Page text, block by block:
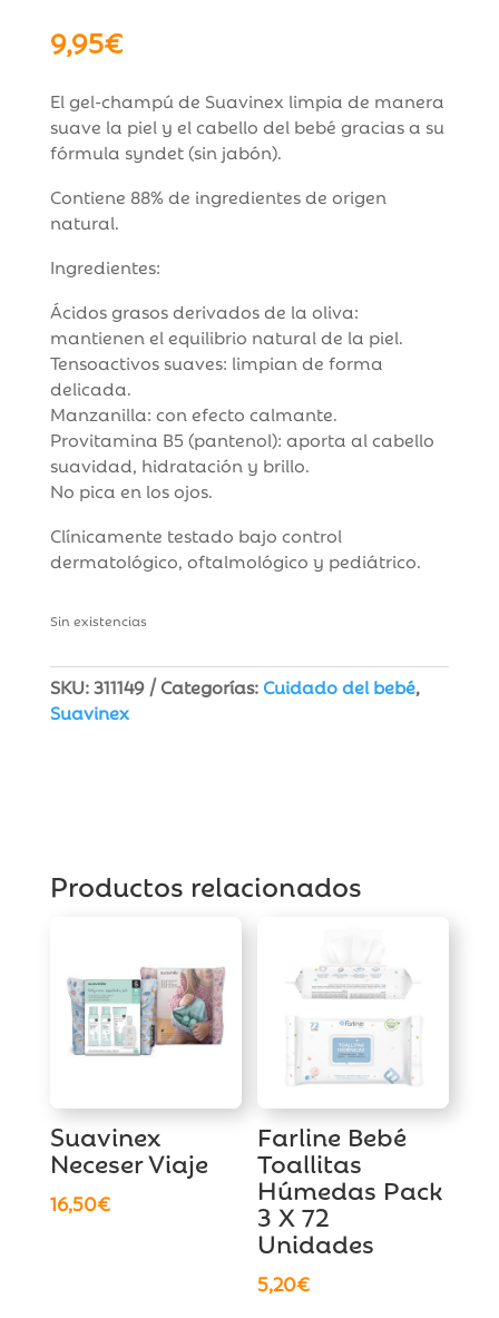
9,95€
El gel-champú de Suavinex limpia de manera
suave la piel y el cabello del bebé gracias a su
fórmula syndet (sin jabón).
Contiene 88% de ingredientes de origen
natural.
Ingredientes:
Ácidos grasos derivados de la oliva:
mantienen el equilibrio natural de la piel.
Tensoactivos suaves: limpian de forma
delicada.
Manzanilla: con efecto calmante.
Provitamina B5 (pantenol): aporta al cabello
suavidad, hidratación y brillo.
No pica en los ojos.
Clínicamente testado bajo control
dermatológico, oftalmológico y pediátrico.
Sin existencias
SKU:311149 Categorías:Cuidado del bebé,
Suavinex
Productos relacionados
Suavinex
Neceser Viaje
16,50€
Farline Bebé
Toallitas
Húmedas Pack
3 X 72
Unidades
5,20€